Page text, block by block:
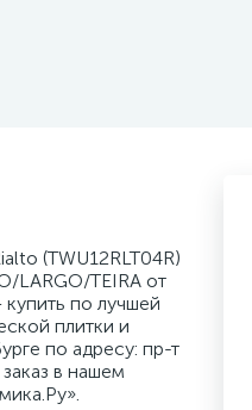
(TWU12RLT04R)
LARGO/TEIRA от
по лучшей
плитки и
по адресу: пр-т
в нашем